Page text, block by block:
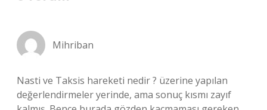
Mihriban
Nasti ve Taksis hareketi nedir ? üzerine yapılan
değerlendirmeler yerinde, ama sonuç kısmı zayıf